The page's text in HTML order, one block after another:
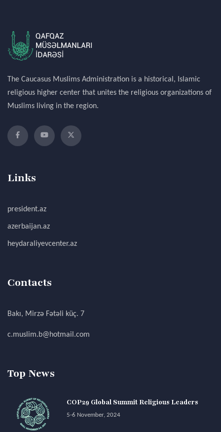
The Caucasus Muslims Administration is a historical, Islamic
religious higher center that unites the religious organizations of
Muslims living in the region.
Links
president.az
azerbaijan.az
heydaraliyevcenter.az
Contacts
Bakı, Mirzə Fətəli küç. 7
c.muslim.b@hotmail.com
Top News
COP29 Global Summit Religious Leaders
5-6 November, 2024